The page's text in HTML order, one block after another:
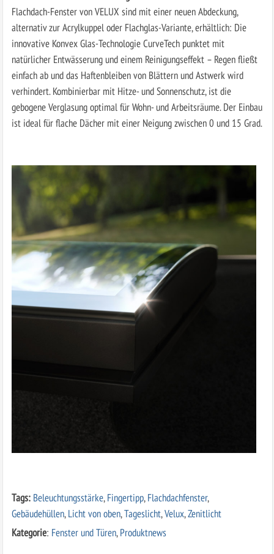
Flachdach-Fenster von VELUX sind mit einer neuen Abdeckung,
alternativ zur Acrylkuppel oder Flachglas-Variante, erhältlich: Die
innovative Konvex Glas-Technologie CurveTech punktet mit
natürlicher Entwässerung und einem Reinigungseffekt – Regen fließt
einfach ab und das Haftenbleiben von Blättern und Astwerk wird
verhindert. Kombinierbar mit Hitze- und Sonnenschutz, ist die
gebogene Verglasung optimal für Wohn- und Arbeitsräume. Der Einbau
ist ideal für flache Dächer mit einer Neigung zwischen 0 und 15 Grad.
Tags: Beleuchtungsstärke,Fingertipp,Flachdachfenster,
Gebäudehüllen,Licht von oben,Tageslicht,Velux,Zenitlicht
Kategorie: Fenster und Türen,Produktnews